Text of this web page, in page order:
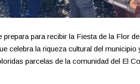
para recibir la Fiesta de la Flor
celebra la riqueza cultural del
parcelas de la comunidad del El